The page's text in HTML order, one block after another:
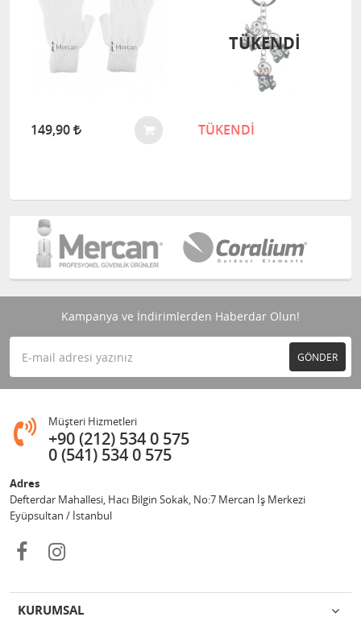
149,90 TÜKENDİ
TÜKENDI
Kampanya ve İndirimlerden Haberdar Olun!
GÖNDER
Müşteri Hizmetleri
+90 (212) 534 0 575
0 (541) 534 0 575
Adres
Defterdar Mahallesi, Hacı Bilgin Sokak, No:7 Mercan İş Merkezi
Eyüpsultan / İstanbul
KURUMSAL